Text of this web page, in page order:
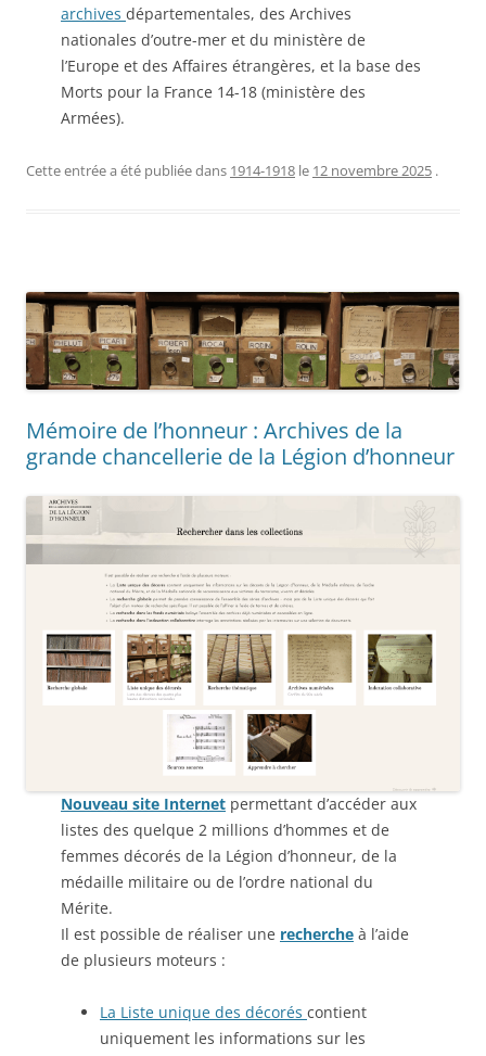
archives départementales, des Archives
nationales d’outre-mer et du ministère de
l’Europe et des Affaires étrangères, et la base des
Morts pour la France 14-18 (ministère des
Armées).
Cette entrée a été publiée dans 1914-1918 le 12 novembre 2025 .
Mémoire de l’honneur : Archives de la
grande chancellerie de la Légion d’honneur
Nouveau site Internet permettant d’accéder aux
listes des quelque 2 millions d’hommes et de
femmes décorés de la Légion d’honneur, de la
médaille militaire ou de l’ordre national du
Mérite.
Il est possible de réaliser une recherche à l’aide
de plusieurs moteurs :
La Liste unique des décorés contient
uniquement les informations sur les